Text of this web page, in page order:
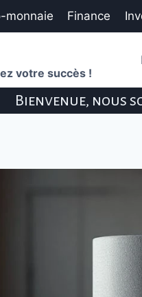
monnaie Finance
votre succès !
Bienvenue, nous